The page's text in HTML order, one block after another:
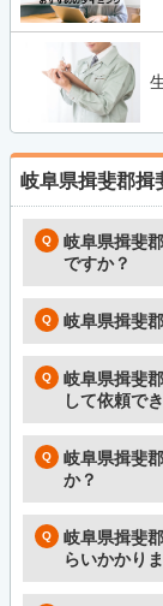
岐阜県揖斐郡揖
岐阜県揖斐
ですか？
岐阜県揖斐
岐阜県揖斐
して依頼で
岐阜県揖斐
か？
岐阜県揖斐
らいかかり